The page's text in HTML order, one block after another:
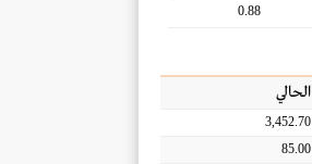
0.88
الحالي
3,452.70
85.00